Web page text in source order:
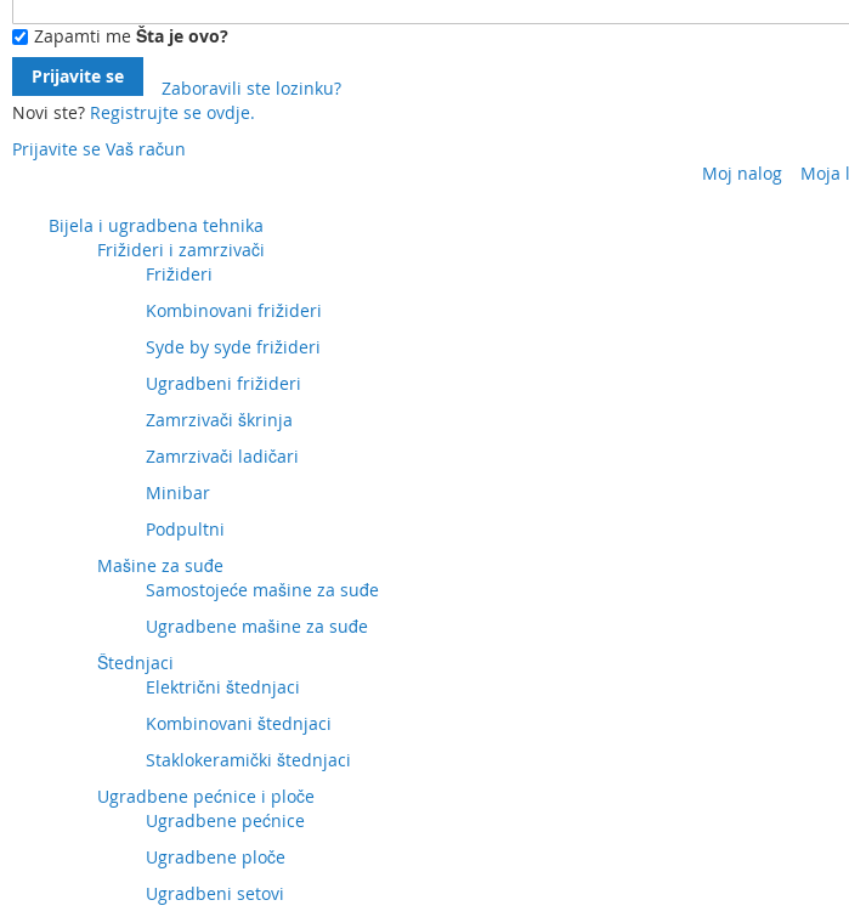
Zapamti me Šta je ovo?
Prijavite se
Zaboravili ste lozinku?
Novi ste? Registrujte se ovdje.
Prijavite se Vaš račun
Moj nalog Moja
sadržajBijela i ugradbena tehnika
Frižideri i zamrzivači
Frižideri
Kombinovani frižideri
Syde by syde frižideri
Ugradbeni frižideri
Zamrzivači škrinja
Zamrzivači ladičari
Minibar
Podpultni
Mašine za suđe
Samostojeće mašine za suđe
Ugradbene mašine za suđe
Štednjaci
Električni štednjaci
Kombinovani štednjaci
Staklokeramički štednjaci
Ugradbene pećnice i ploče
Ugradbene pećnice
Ugradbene ploče
Ugradbeni setovi